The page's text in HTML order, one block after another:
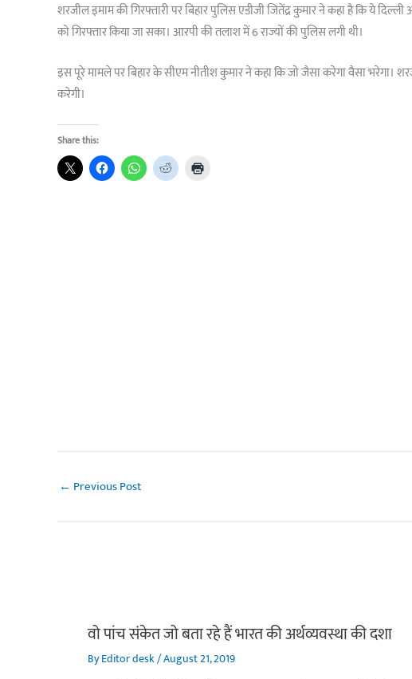
शरजील इमाम की गिरफ्तारी पर बिहार पुलिस एडीजी जितेंद्र कुमार ने कहा है कि ये
को गिरफ्तार किया जा सका। आरपी की तलाश में 6 राज्यों की पुलिस लगी थी।
इस पूरे मामले पर बिहार के सीएम नीतीश कुमार ने कहा कि जो जैसा करेगा वैसा भरेगा।
करेगी।
Share this:
← Previous Post
वो पांच संकेत जो बता रहे हैं भारत की अर्थव्यवस्था की दशा
ByEditor desk/August 21, 2019